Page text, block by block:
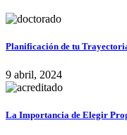
Planificación de tu
9 abril, 2024
La Importancia de Elegir